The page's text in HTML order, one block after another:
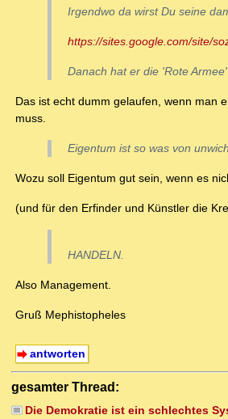
Irgendwo da wirst Du seine
https://sites.google.com/site/
Danach hat er die 'Rote
Das ist echt dumm gelaufen, wenn man
muss.
Eigentum ist so was von
Wozu soll Eigentum gut sein, wenn es
(und für den Erfinder und Künstler die
HANDELN.
Also Management.
Gruß Mephistopheles
antworten
gesamter Thread:
Die Demokratie ist ein schlechtes